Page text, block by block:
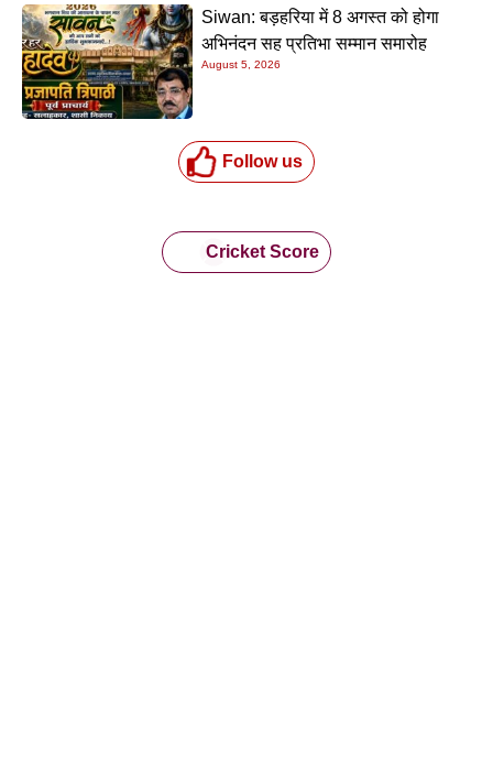
Siwan: बड़हरिया में 8 अगस्त को होगा
अभिनंदन सह प्रतिभा सम्मान समारोह
August 5, 2026
Follow us
Cricket Score